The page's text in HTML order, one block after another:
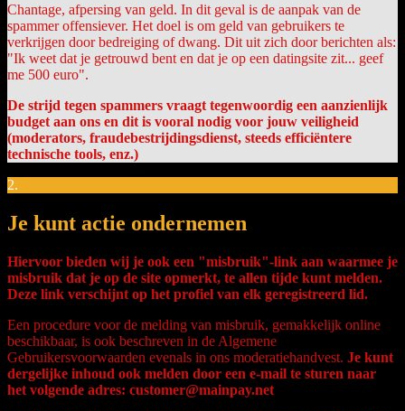
Chantage, afpersing van geld. In dit geval is de aanpak van de
spammer offensiever. Het doel is om geld van gebruikers te
verkrijgen door bedreiging of dwang. Dit uit zich door berichten als:
"Ik weet dat je getrouwd bent en dat je op een datingsite zit... geef
me 500 euro".
De strijd tegen spammers vraagt tegenwoordig een aanzienlijk
budget aan ons en dit is vooral nodig voor jouw veiligheid
(moderators, fraudebestrijdingsdienst, steeds efficiëntere
technische tools, enz.)
2.
Je kunt actie ondernemen
Hiervoor bieden wij je ook een "misbruik"-link aan waarmee je
misbruik dat je op de site opmerkt, te allen tijde kunt melden.
Deze link verschijnt op het profiel van elk geregistreerd lid.
Een procedure voor de melding van misbruik, gemakkelijk online
beschikbaar, is ook beschreven in de Algemene
Gebruikersvoorwaarden evenals in ons moderatiehandvest. Je kunt
dergelijke inhoud ook melden door een e-mail te sturen naar
het volgende adres: customer@mainpay.net